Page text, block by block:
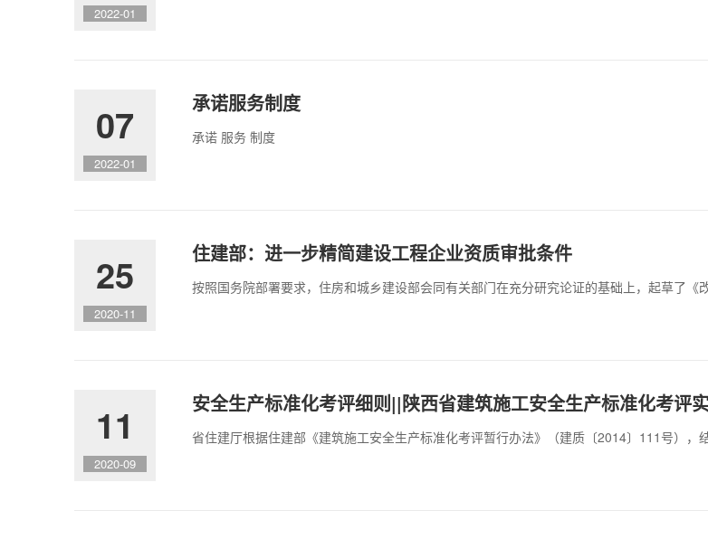
2022-01
07
2022-01
承诺服务制度
承诺 服务 制度
25
2020-11
住建部：进一步精简建设工程企业资质审批条件
按照国务院部署要求，住房和城乡建设部会同有关部门在充分研究论证的基础上，起草了《
11
2020-09
安全生产标准化考评细则||陕西省建筑施工安全生产标准化考评
省住建厅根据住建部《建筑施工安全生产标准化考评暂行办法》（建质〔2014〕111号），